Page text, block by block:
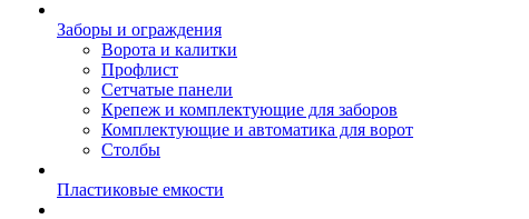
Заборы и ограждения
Ворота и калитки
Профлист
Сетчатые панели
Крепеж и комплектующие для заборов
Комплектующие и автоматика для ворот
Столбы
Пластиковые емкости